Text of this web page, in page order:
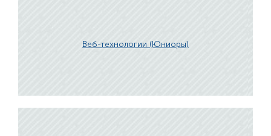
Веб-технологии (Юниоры)